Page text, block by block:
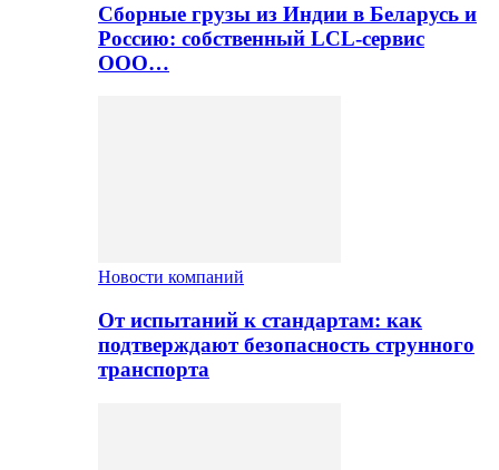
Сборные грузы из Индии в Беларусь и
Россию: собственный LCL-сервис
ООО…
Новости компаний
От испытаний к стандартам: как
подтверждают безопасность струнного
транспорта